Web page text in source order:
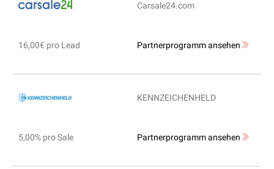
Carsale24.com
16,00€ pro Lead Partnerprogramm ansehen
KENNZEICHENHELD
5,00% pro Sale Partnerprogramm ansehen